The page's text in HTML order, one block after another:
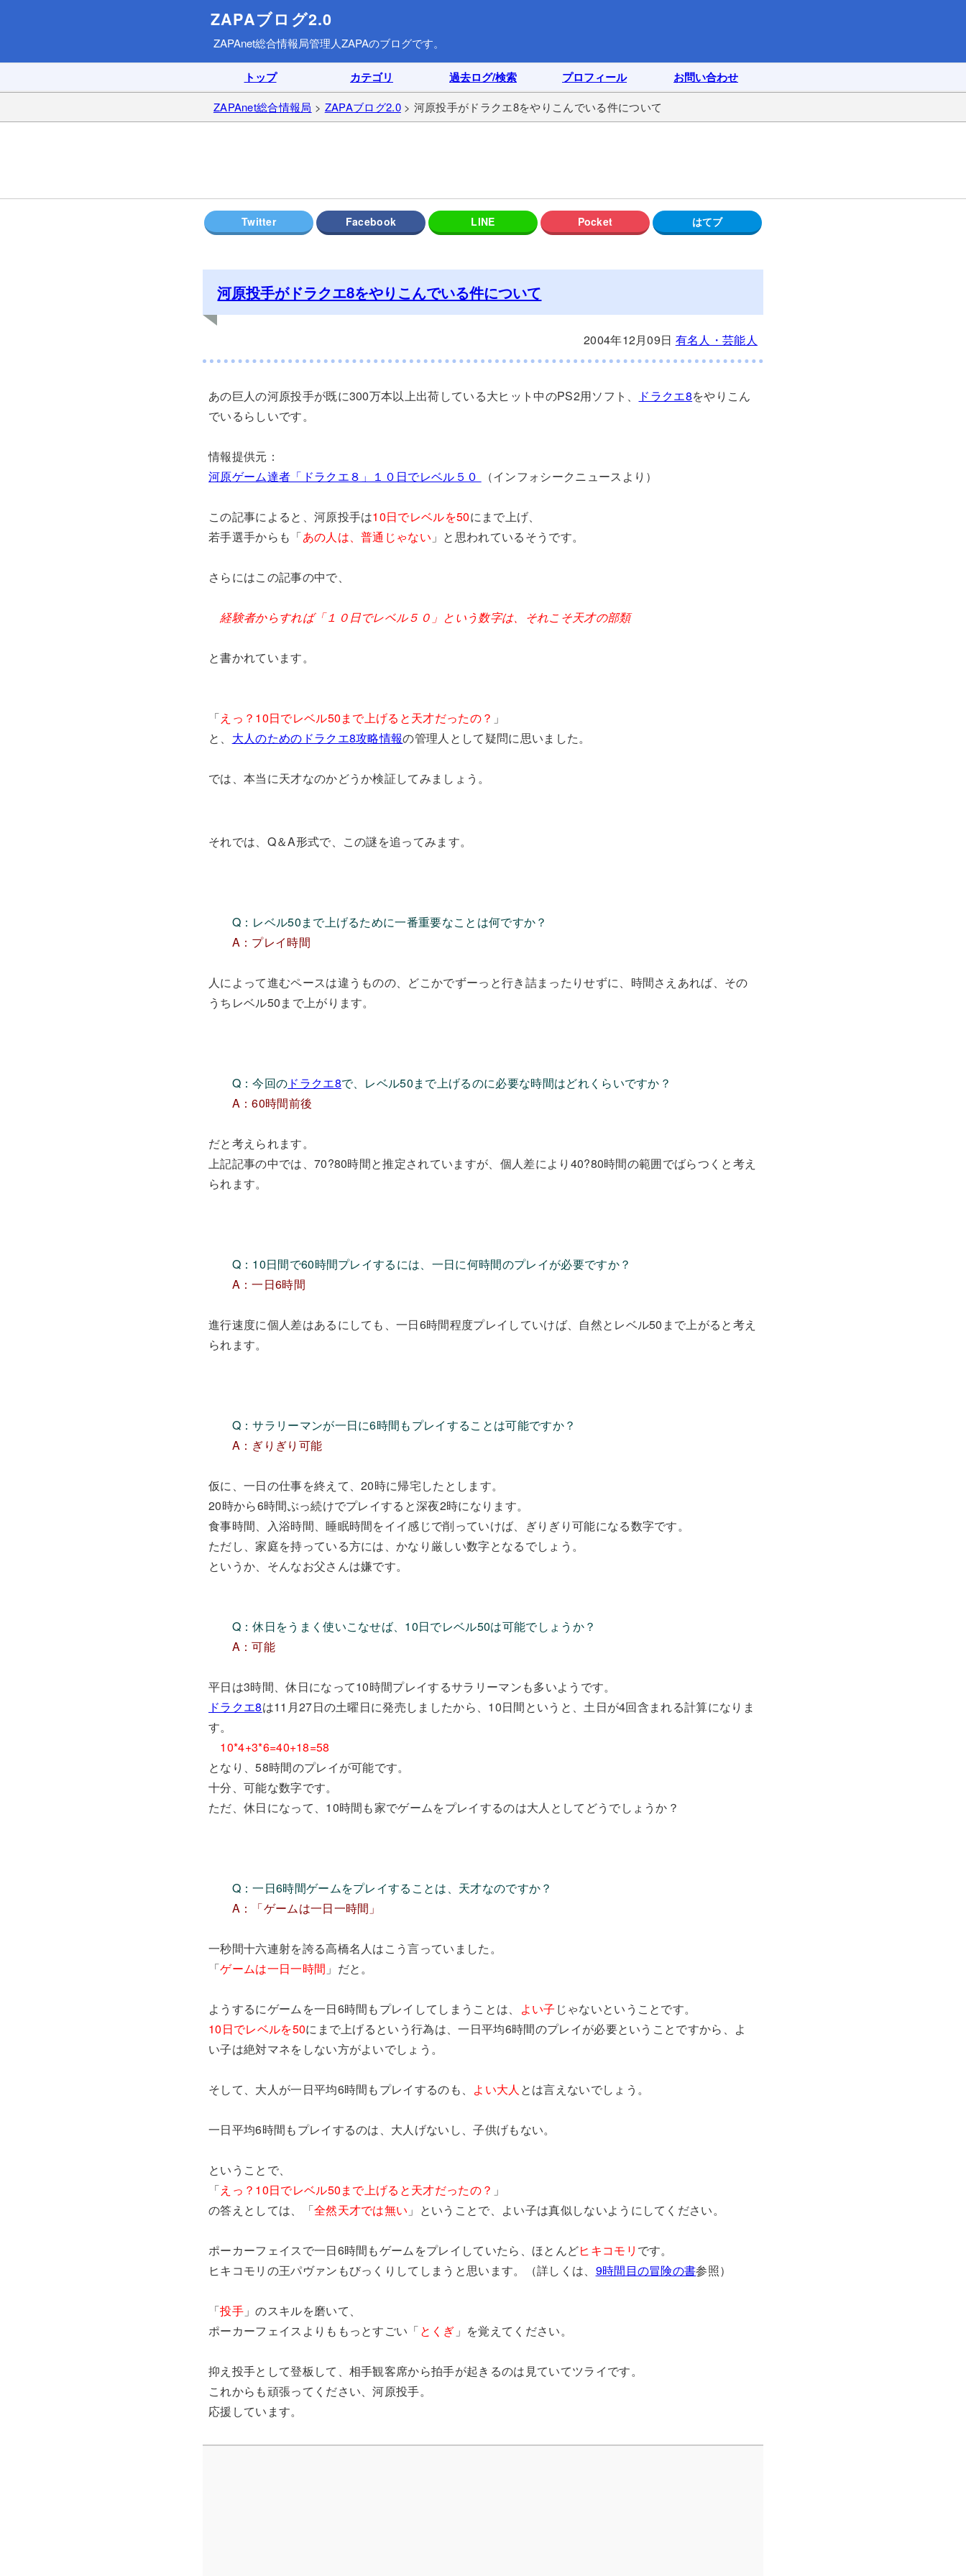
ZAPAブログ2.0
ZAPAnet総合情報局管理人ZAPAのブログです。
トップ カテゴリ 過去ログ/検索 プロフィール お問い合わせ
ZAPAnet総合情報局 > ZAPAブログ2.0> 河原投手がドラクエ8をやりこんでいる件について
河原投手がドラクエ8をやりこんでいる件について
2004年12月09日 有名人・芸能人
あの巨人の河原投手が既に300万本以上出荷している大ヒット中のPS2用ソフト、 ドラクエ8をやりこん
でいるらしいです。
情報提供元：
河原ゲーム達者「ドラクエ８」１０日でレベル５０
（インフォシークニュースより）
この記事によると、河原投手は10日でレベルを50にまで上げ、
若手選手からも「あの人は、普通じゃない 」と思われているそうです。
さらにはこの記事の中で、
経験者からすれば「１０日でレベル５０」という数字は、それこそ天才の部類
と書かれています。
「えっ？10日でレベル50まで上げると天才だったの？ 」
と、 大人のためのドラクエ8攻略情報の管理人として疑問に思いました。
では、本当に天才なのかどうか検証してみましょう。
それでは、Q＆A形式で、この謎を追ってみます。
Q：レベル50まで上げるために一番重要なことは何ですか？
A：プレイ時間
人によって進むペースは違うものの、どこかでずーっと行き詰まったりせずに、時間さえあれば、その
うちレベル50まで上がります。
Q：今回の ドラクエ8で、レベル50まで上げるのに必要な時間はどれくらいですか？
A：60時間前後
だと考えられます。
上記記事の中では、70?80時間と推定されていますが、個人差により40?80時間の範囲でばらつくと考え
られます。
Q：10日間で60時間プレイするには、一日に何時間のプレイが必要ですか？
A：一日6時間
進行速度に個人差はあるにしても、一日6時間程度プレイしていけば、自然とレベル50まで上がると考え
られます。
Q：サラリーマンが一日に6時間もプレイすることは可能ですか？
A：ぎりぎり可能
仮に、一日の仕事を終えて、20時に帰宅したとします。
20時から6時間ぶっ続けでプレイすると深夜2時になります。
食事時間、入浴時間、睡眠時間をイイ感じで削っていけば、ぎりぎり可能になる数字です。
ただし、家庭を持っている方には、かなり厳しい数字となるでしょう。
というか、そんなお父さんは嫌です。
Q：休日をうまく使いこなせば、10日でレベル50は可能でしょうか？
A：可能
平日は3時間、休日になって10時間プレイするサラリーマンも多いようです。
ドラクエ8は11月27日の土曜日に発売しましたから、10日間というと、土日が4回含まれる計算になりま
す。
10*4+3*6=40+18=58
となり、58時間のプレイが可能です。
十分、可能な数字です。
ただ、休日になって、10時間も家でゲームをプレイするのは大人としてどうでしょうか？
Q：一日6時間ゲームをプレイすることは、天才なのですか？
A：「ゲームは一日一時間」
一秒間十六連射を誇る高橋名人はこう言っていました。
「ゲームは一日一時間 」だと。
ようするにゲームを一日6時間もプレイしてしまうことは、 よい子 じゃないということです。
10日でレベルを50にまで上げるという行為は、一日平均6時間のプレイが必要ということですから、よ
い子は絶対マネをしない方がよいでしょう。
そして、大人が一日平均6時間もプレイするのも、 よい大人 とは言えないでしょう。
一日平均6時間もプレイするのは、大人げないし、子供げもない。
ということで、
「えっ？10日でレベル50まで上げると天才だったの？ 」
の答えとしては、「全然天才では無い 」ということで、よい子は真似しないようにしてください。
ポーカーフェイスで一日6時間もゲームをプレイしていたら、ほとんどヒキコモリ です。
ヒキコモリの王パヴァンもびっくりしてしまうと思います。（詳しくは、 9時間目の冒険の書参照）
「投手」のスキルを磨いて、
ポーカーフェイスよりももっとすごい「とくぎ 」を覚えてください。
抑え投手として登板して、相手観客席から拍手が起きるのは見ていてツライです。
これからも頑張ってください、河原投手。
応援しています。